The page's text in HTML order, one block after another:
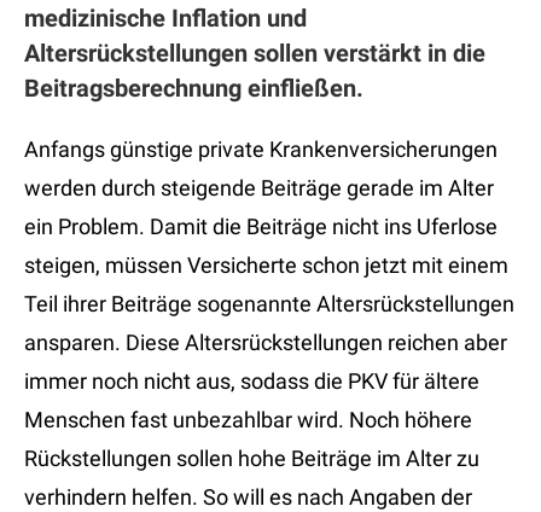
medizinische Inflation und
Altersrückstellungen sollen verstärkt in die
Beitragsberechnung einfließen.
Anfangs günstige private Krankenversicherungen
werden durch steigende Beiträge gerade im Alter
ein Problem. Damit die Beiträge nicht ins Uferlose
steigen, müssen Versicherte schon jetzt mit einem
Teil ihrer Beiträge sogenannte Altersrückstellungen
ansparen. Diese Altersrückstellungen reichen aber
immer noch nicht aus, sodass die PKV für ältere
Menschen fast unbezahlbar wird. Noch höhere
Rückstellungen sollen hohe Beiträge im Alter zu
verhindern helfen. So will es nach Angaben der